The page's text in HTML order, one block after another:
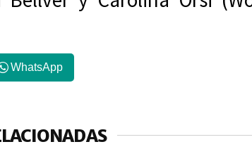
WhatsApp